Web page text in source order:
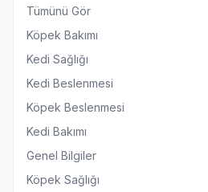
Tümünü Gör
Köpek Bakımı
Kedi Sağlığı
Kedi Beslenmesi
Köpek Beslenmesi
Kedi Bakımı
Genel Bilgiler
Köpek Sağlığı